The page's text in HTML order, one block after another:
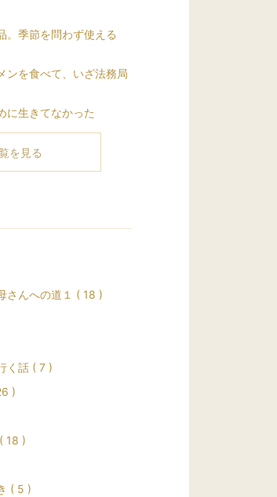
。季節を問わず使える
ンを食べて、いざ法務局
に生きてなかった
を見る
さんへの道１ ( 18 )
く話 ( 7 )
)
18 )
( 5 )